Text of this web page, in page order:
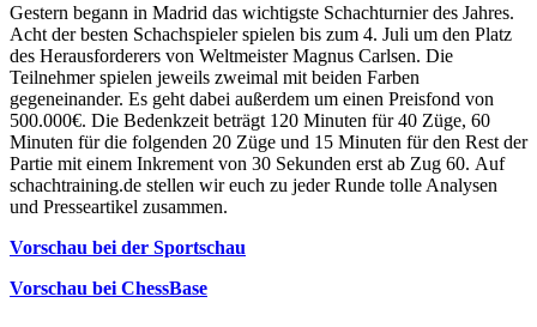
Gestern begann in Madrid das wichtigste Schachturnier des Jahres.
Acht der besten Schachspieler spielen bis zum 4. Juli um den Platz
des Herausforderers von Weltmeister Magnus Carlsen. Die
Teilnehmer spielen jeweils zweimal mit beiden Farben
gegeneinander. Es geht dabei außerdem um einen Preisfond von
500.000€. Die Bedenkzeit beträgt 120 Minuten für 40 Züge, 60
Minuten für die folgenden 20 Züge und 15 Minuten für den Rest der
Partie mit einem Inkrement von 30 Sekunden erst ab Zug 60. Auf
schachtraining.de stellen wir euch zu jeder Runde tolle Analysen
und Presseartikel zusammen.
Vorschau bei der Sportschau
Vorschau bei ChessBase